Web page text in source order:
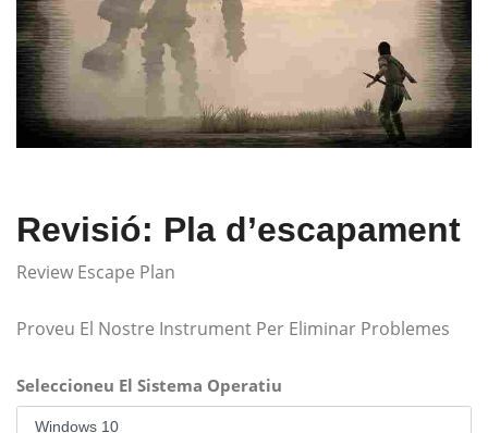
Revisió: Pla d’escapament
Review Escape Plan
Proveu El Nostre Instrument Per Eliminar Problemes
Seleccioneu El Sistema Operatiu